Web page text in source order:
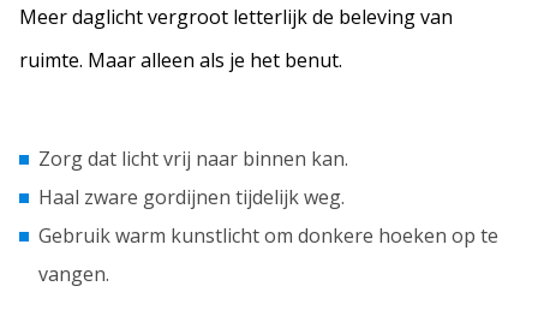
Meer daglicht vergroot letterlijk de beleving van
ruimte. Maar alleen als je het benut.
Zorg dat licht vrij naar binnen kan.
Haal zware gordijnen tijdelijk weg.
Gebruik warm kunstlicht om donkere hoeken op te
vangen.